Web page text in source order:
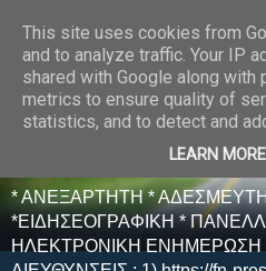
E F E N P R
ΕΦΗΜΕΡΙΔΑ
* ΑΝΕΞΑΡΤΗΤΗ *
*ΕΙΔΗΣΕΟΓΡΑΦΙΚΗ *
ΗΛΕΚΤΡΟΝΙΚΗ ΕΝΗΜΕΡΩΣΗ
This site uses cookies from
and to analyze traffic. Your IP
shared with Google along with
metrics to ensure quality of
statistics, and to detect and
LEARN MORE